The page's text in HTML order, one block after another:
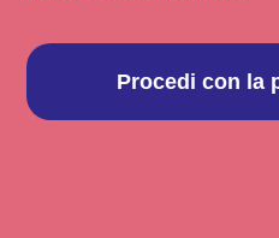
Procedi con la